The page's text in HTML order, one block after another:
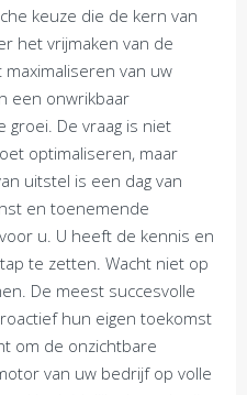
keuze die de kern van
het vrijmaken van de
van uw
een onwrikbaar
De vraag is niet
optimaliseren, maar
uitstel is een dag van
en toenemende
u. U heeft de kennis en
te zetten. Wacht niet op
De meest succesvolle
hun eigen toekomst
om de onzichtbare
van uw bedrijf op volle